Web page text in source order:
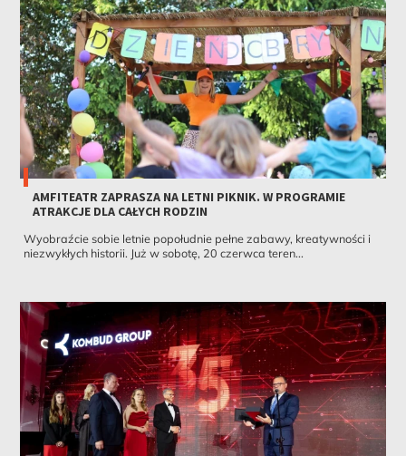
AMFITEATR ZAPRASZA NA LETNI PIKNIK. W PROGRAMIE
ATRAKCJE DLA CAŁYCH RODZIN
Wyobraźcie sobie letnie popołudnie pełne zabawy, kreatywności i
niezwykłych historii. Już w sobotę, 20 czerwca teren...